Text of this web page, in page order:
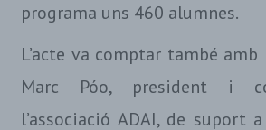
programa uns 460 alumnes.
L’acte va comptar també
Marc Póo, president i
l’associació ADAI, de suport